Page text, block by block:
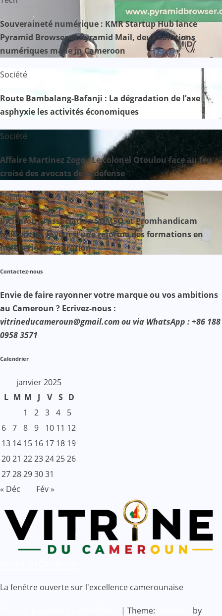
Souveraineté numérique : KMR Startup Hub lance
Pyramid Browser et Pyramid Mail, deux solutions
numériques made in Cameroon
Société
Route Bambalang-Bafanji : La dégradation de l’axe
asphyxie les activités économiques
Société
Affaire Martinez Zogo : Le colonel Otoulou face au feu
croisé des avocats de la défense
Société
Inclusion : l’association SOMSO et Promhandicam
militent en faveur d’une réforme des formations en
hôtellerie-restauration
Contactez-nous
Envie de faire rayonner votre marque ou vos ambitions
au Cameroun ? Ecrivez-nous :
vitrineducameroun@gmail.com ou via WhatsApp : +86 188
0958 3571
Calendrier
janvier 2025
L M M J V S D
1
2 3 4
5
6 7 8 9 10 11 12
13 14 15 16 17 18 19
2021 2223242526
2728293031
« Déc
Fév »
La fenêtre ouverte sur l'excellence camerounaise
| Theme: by